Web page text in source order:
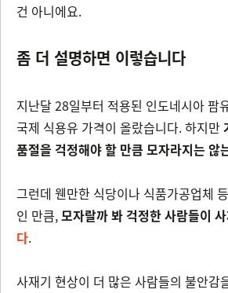
건 아니에요.
좀 더 설명하면 이렇습니다
지난달 28일부터 적용된 인도네시아 팜
국제 식용유 가격이 올랐습니다. 하지만
품절을 걱정해야 할 만큼 모자라지는 않
그런데 웬만한 식당이나 식품가공업체
인 만큼,모자랄까 봐 걱정한 사람들이
다.
사재기 현상이 더 많은 사람들의 불안감